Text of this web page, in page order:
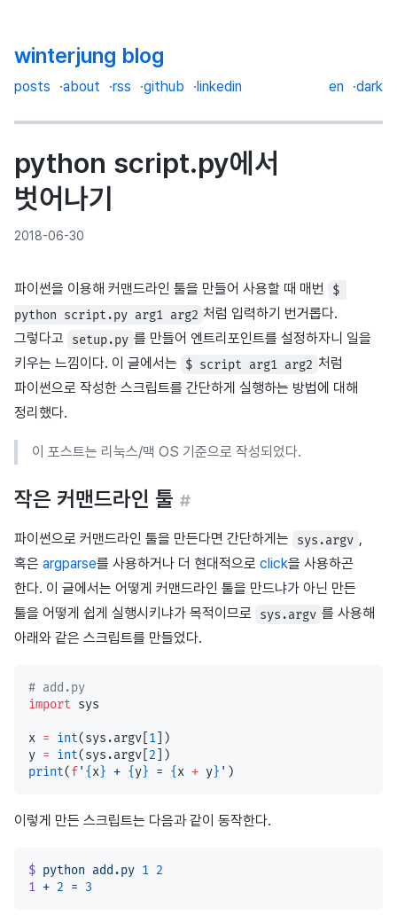
winterjung blog
posts about rss github linkedin en dark
python script.py에서
벗어나기
2018-06-30
파이썬을 이용해 커맨드라인 툴을 만들어 사용할 때 매번
$
python script.py arg1 arg2 처럼 입력하기 번거롭다.
그렇다고
setup.py 를 만들어 엔트리포인트를 설정하자니 일을
키우는 느낌이다. 이 글에서는
$ script arg1 arg2 처럼
파이썬으로 작성한 스크립트를 간단하게 실행하는 방법에 대해
정리했다.
이 포스트는 리눅스/맥 OS 기준으로 작성되었다.
작은 커맨드라인 툴 #
파이썬으로 커맨드라인 툴을 만든다면 간단하게는 sys.argv ,
혹은 argparse를 사용하거나 더 현대적으로 click을 사용하곤
한다. 이 글에서는 어떻게 커맨드라인 툴을 만드냐가 아닌 만든
툴을 어떻게 쉽게 실행시키냐가 목적이므로
sys.argv 를 사용해
아래와 같은 스크립트를 만들었다.
# add.py
import sys
x = int(sys.argv[ 1 ])
y = int(sys.argv[ 2 ])
print(f' {x} + {y} = {x + y} ' )
이렇게 만든 스크립트는 다음과 같이 동작한다.
$ python add.py 1 2
1 + 2 = 3